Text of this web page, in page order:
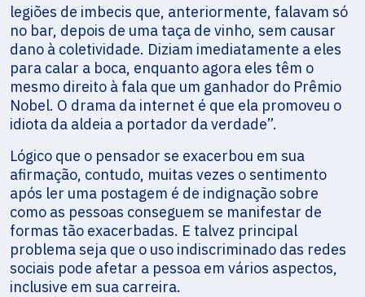
legiões de imbecis que, anteriormente, falavam só
no bar, depois de uma taça de vinho, sem causar
dano à coletividade. Diziam imediatamente a eles
para calar a boca, enquanto agora eles têm o
mesmo direito à fala que um ganhador do Prêmio
Nobel. O drama da internet é que ela promoveu o
idiota da aldeia a portador da verdade”.
Lógico que o pensador se exacerbou em sua
afirmação, contudo, muitas vezes o sentimento
após ler uma postagem é de indignação sobre
como as pessoas conseguem se manifestar de
formas tão exacerbadas. E talvez principal
problema seja que o uso indiscriminado das redes
sociais pode afetar a pessoa em vários aspectos,
inclusive em sua carreira.